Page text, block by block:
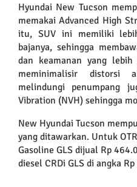
Hyundai New Tucson
memakai Advanced High
itu, SUV ini memiliki
bajanya, sehingga
dan keamanan yang
meminimalisir distorsi
melindungi penumpang
Vibration (NVH) sehingga
New Hyundai Tucson
yang ditawarkan. Untuk
Gasoline GLS dijual Rp
diesel CRDi GLS di angka